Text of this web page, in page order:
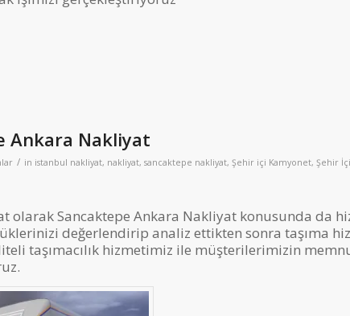
Ankara Nakliyat
/ in istanbul nakliyat, nakliyat, sancaktepe nakliyat, Şehir içi Kamyonet, Şehir
olarak Sancaktepe Ankara Nakliyat konusunda da
değerlendirip analiz ettikten sonra taşıma
taşımacılık hizmetimiz ile müşterilerimizin